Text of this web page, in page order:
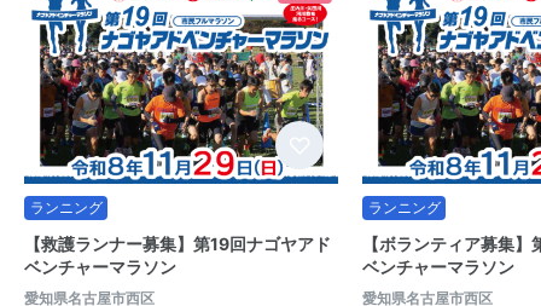
ランニング
【救護ランナー募集】第19回ナゴヤアド
ベンチャーマラソン
愛知県名古屋市西区
ランニング
【ボランティア募集
ベンチャーマラソン
愛知県名古屋市西区